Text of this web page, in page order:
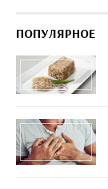
ПОПУЛЯРНОЕ